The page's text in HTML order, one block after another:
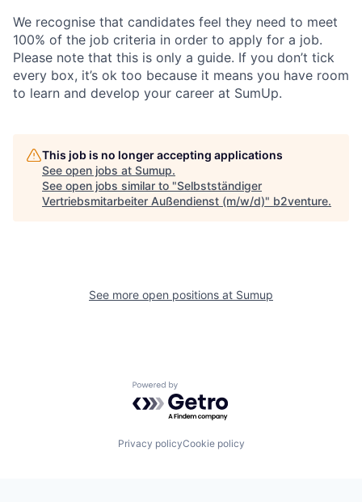
We recognise that candidates feel they need to meet
100% of the job criteria in order to apply for a job.
Please note that this is only a guide. If you don’t tick
every box, it’s ok too because it means you have room
to learn and develop your career at SumUp.
This job is no longer accepting applications
See open jobs at Sumup.
See open jobs similar to "Selbstständiger
Vertriebsmitarbeiter Außendienst (m/w/d)" b2venture.
See more open positions at Sumup
Powered by Getro.com
Privacy policyCookie policy